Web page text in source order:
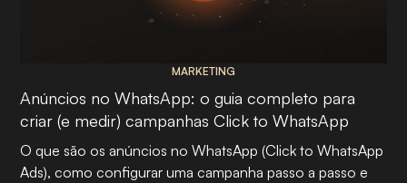
MARKETING
Anúncios no WhatsApp: o guia completo para
criar (e medir) campanhas Click to WhatsApp
O que são os anúncios no WhatsApp (Click to WhatsApp
Ads), como configurar uma campanha passo a passo e